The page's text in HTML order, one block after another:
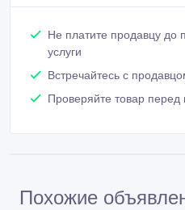
Не платите продавцу до
услуги
Встречайтесь с
Проверяйте товар перед
Похожие